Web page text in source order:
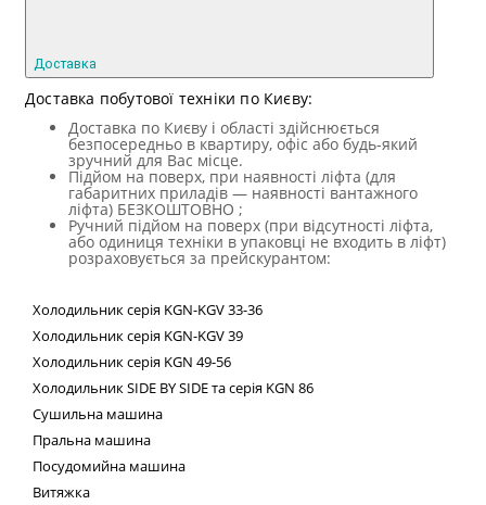
Доставка
Доставка побутової техніки по Києву:
Доставка по Києву і області здійснюється
безпосередньо в квартиру, офіс або будь-який
зручний для Вас місце.
Підйом на поверх, при наявності ліфта (для
габаритних приладів — наявності вантажного
ліфта) БЕЗКОШТОВНО ;
Ручний підйом на поверх (при відсутності ліфта,
або одиниця техніки в упаковці не входить в ліфт)
розраховується за прейскурантом:
Холодильниксерія KGN-KGV33-36
Холодильник серія KGN-KGV39
Холодильник серія KGN 49-56
ХолодильникSIDE BYSIDEта серія KGN 86
Сушильна машина
Пральна машина
Посудомийна машина
Витяжка